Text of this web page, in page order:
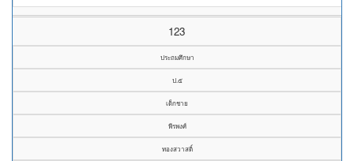
123
ประถมศึกษา
ป.๕
เด็กชาย
พีรพงศ์
ทองสวาสดิ์